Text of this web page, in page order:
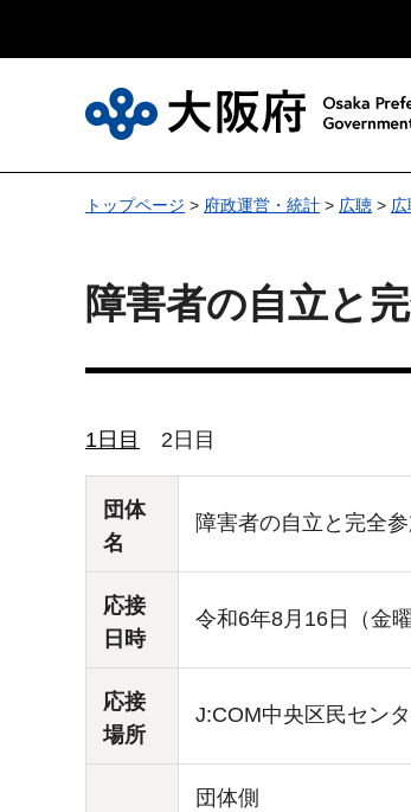
トップページ > 府政運営・統計 > 広聴 > 広
障害者の自立と
1日目 2日目
団体
名
障害者の自立と完全
応接
日時
令和6年8月16日（金
応接
場所
J:COM中央区民セン
団体側